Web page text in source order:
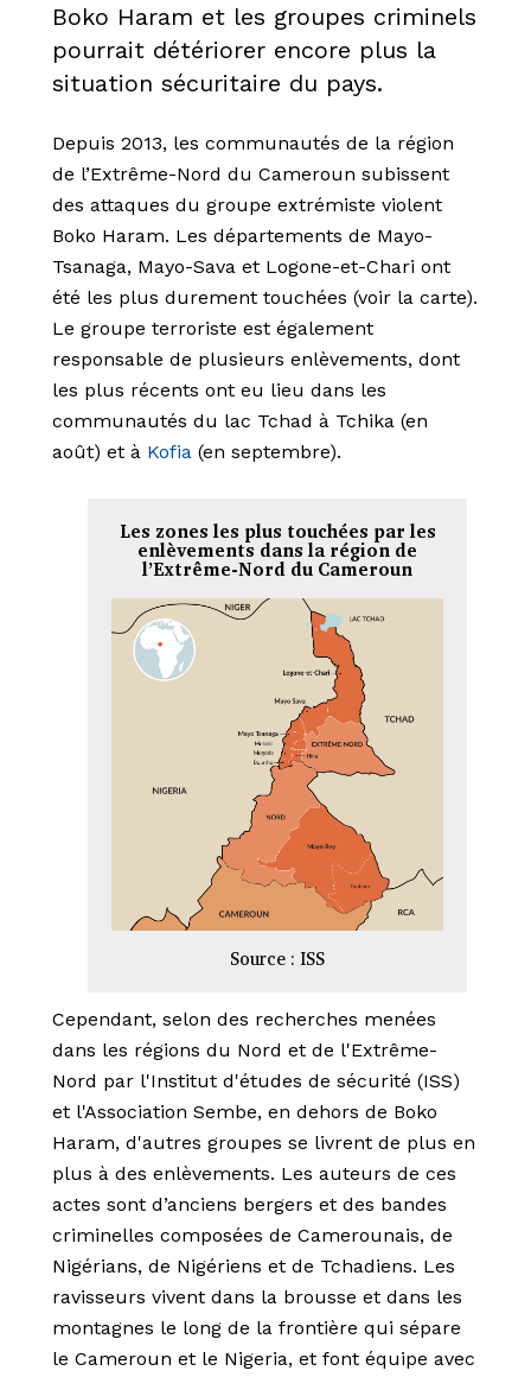
Boko Haram et les groupes criminels
pourrait détériorer encore plus la
situation sécuritaire du pays.
Depuis 2013, les communautés de la région
de l’Extrême-Nord du Cameroun subissent
des attaques du groupe extrémiste violent
Boko Haram. Les départements de Mayo-
Tsanaga, Mayo-Sava et Logone-et-Chari ont
été les plus durement touchées (voir la carte).
Le groupe terroriste est également
responsable de plusieurs enlèvements, dont
les plus récents ont eu lieu dans les
communautés du lac Tchad à Tchika (en
août) et à Kofia (en septembre).
Les zones les plus touchées par les
enlèvements dans la région de
l’Extrême-Nord du Cameroun
Source : ISS
Cependant, selon des recherches menées
dans les régions du Nord et de l'Extrême-
Nord par l'Institut d'études de sécurité (ISS)
et l'Association Sembe, en dehors de Boko
Haram, d'autres groupes se livrent de plus en
plus à des enlèvements. Les auteurs de ces
actes sont d’anciens bergers et des bandes
criminelles composées de Camerounais, de
Nigérians, de Nigériens et de Tchadiens. Les
ravisseurs vivent dans la brousse et dans les
montagnes le long de la frontière qui sépare
le Cameroun et le Nigeria, et font équipe avec